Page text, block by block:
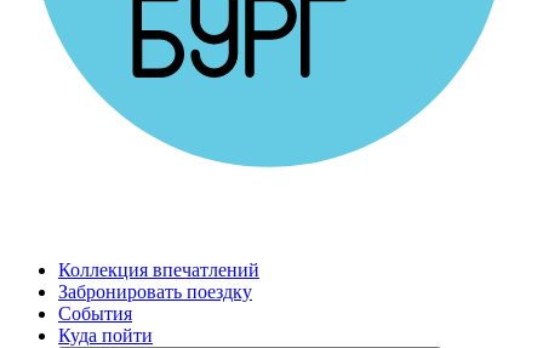
Коллекция впечатлений
Забронировать поездку
События
Куда пойти